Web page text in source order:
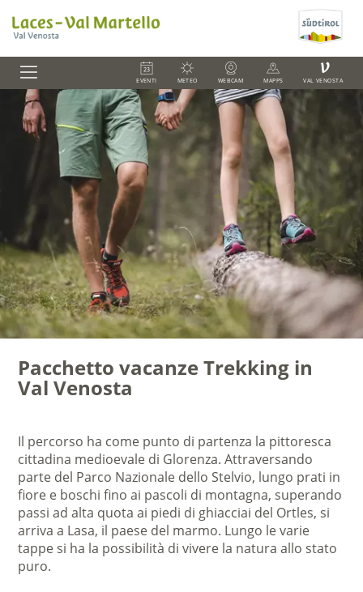
EVENTI METEO WEBCAM MAPPS
V
VAL VENOSTA
Pacchetto vacanze Trekking in
Val Venosta
Il percorso ha come punto di partenza la pittoresca
cittadina medioevale di Glorenza. Attraversando
parte del Parco Nazionale dello Stelvio, lungo prati in
fiore e boschi fino ai pascoli di montagna, superando
passi ad alta quota ai piedi di ghiacciai del Ortles, si
arriva a Lasa, il paese del marmo. Lungo le varie
tappe si ha la possibilità di vivere la natura allo stato
puro.